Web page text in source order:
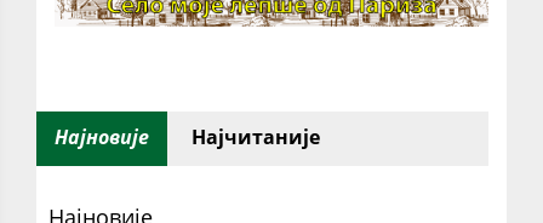
Најновије Најчитаније